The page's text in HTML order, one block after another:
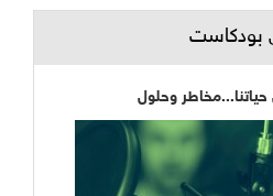
بودكاست
حياتنا...مخاطر وحلول